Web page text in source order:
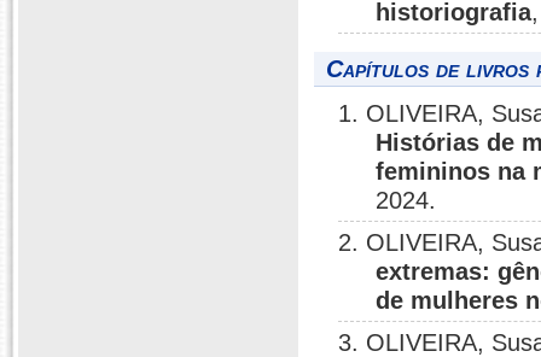
historiografia
Capítulos de livros
1. OLIVEIRA,
Histórias de
femininos na
2024.
2. OLIVEIRA,
extremas:
de mulheres
3. OLIVEIRA,